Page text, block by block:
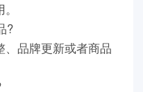
?
品牌更新或者商品